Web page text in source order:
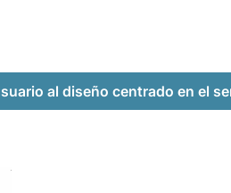
al diseño centrado en el ser